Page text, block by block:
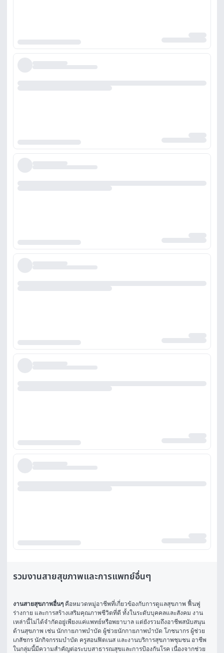
รวมงานสายสุขภาพและการแพทย์อื่นๆ
งานสายสุขภาพอื่นๆ คือหมวดหมู่อาชีพที่เกี่ยวข้องกับการดูแลสุขภาพ ฟื้นฟู
ร่างกาย และการสร้างเสริมคุณภาพชีวิตที่ดี ทั้งในระดับบุคคลและสังคม งาน
เหล่านี้ไม่ได้จำกัดอยู่เพียงแค่แพทย์หรือพยาบาล แต่ยังรวมถึงอาชีพสนับสนุน
ด้านสุขภาพ เช่น นักกายภาพบำบัด ผู้ช่วยนักกายภาพบำบัด โภชนากร ผู้ช่วย
เภสัชกร นักกิจกรรมบำบัด ครูสอนฟิตเนส และงานบริการสุขภาพชุมชน อาชีพ
ในกลุ่มนี้มีความสำคัญต่อระบบสาธารณสุขและการป้องกันโรค เนื่องจากช่วย